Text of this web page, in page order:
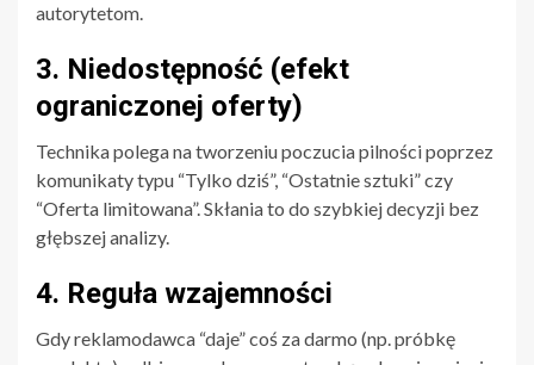
autorytetom.
3. Niedostępność (efekt
ograniczonej oferty)
Technika polega na tworzeniu poczucia pilności poprzez
komunikaty typu “Tylko dziś”, “Ostatnie sztuki” czy
“Oferta limitowana”. Skłania to do szybkiej decyzji bez
głębszej analizy.
4. Reguła wzajemności
Gdy reklamodawca “daje” coś za darmo (np. próbkę